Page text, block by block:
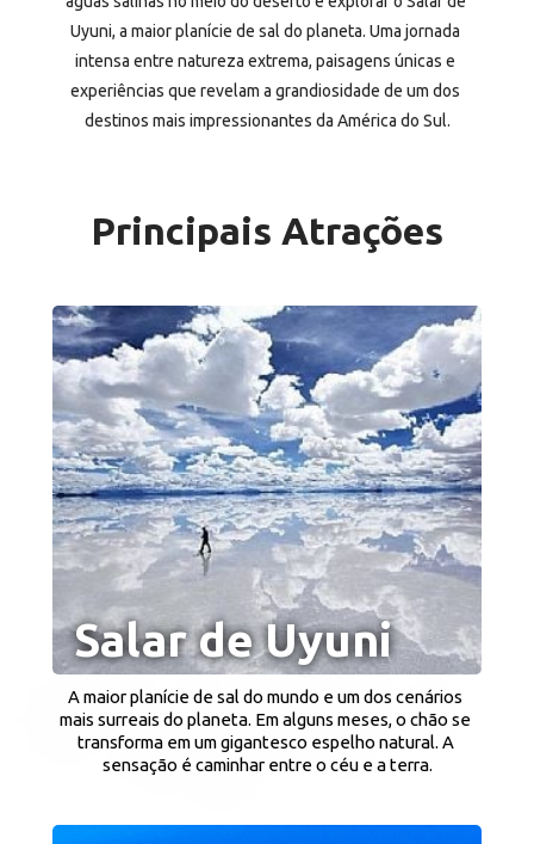
Uyuni, a maior planície de sal do planeta. Uma jornada
intensa entre natureza extrema, paisagens únicas e
experiências que revelam a grandiosidade de um dos
destinos mais impressionantes da América do Sul.
Principais Atrações
Salar de Uyuni
A maior planície de sal do mundo e um dos cenários
mais surreais do planeta. Em alguns meses, o chão se
transforma em um gigantesco espelho natural. A
sensação é caminhar entre o céu e a terra.